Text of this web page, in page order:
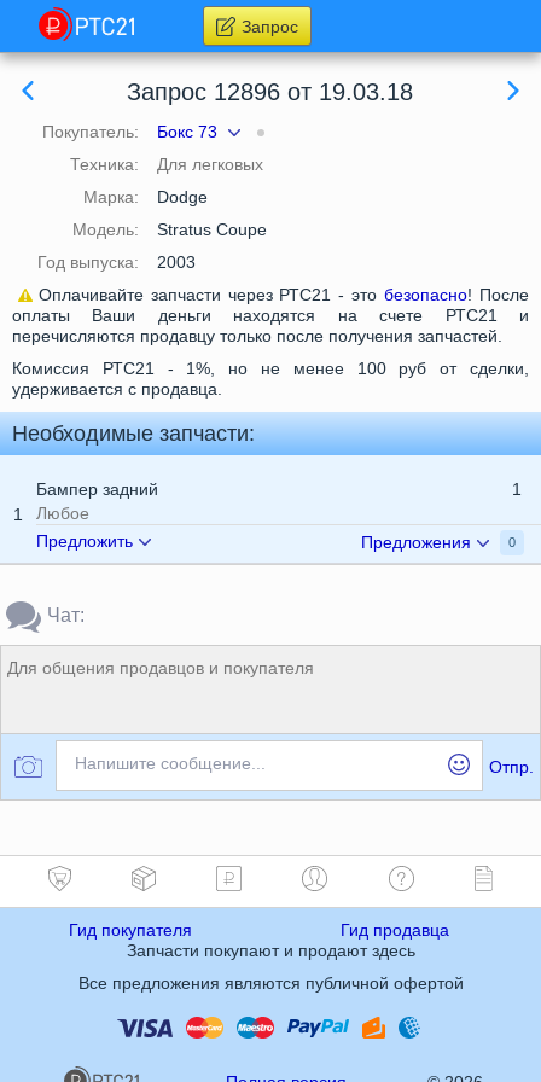
Запрос
Запрос 12896 от 19.03.18
Покупатель:
Бокс 73
Техника:
Для легковых
Марка:
Dodge
Модель:
Stratus Coupe
Год выпуска:
2003
Оплачивайте запчасти через РТС21 - это безопасно! После
оплаты Ваши деньги находятся на счете РТС21 и
перечисляются продавцу только после получения запчастей.
Комиссия РТС21 - 1%, но не менее 100 руб от сделки,
удерживается с продавца.
Необходимые запчасти:
1
Бампер задний
1
Любое
Предложить
Предложения 0
Чат:
Для общения продавцов и покупателя
Напишите сообщение... Отпр.
Гид покупателя
Гид продавца
Запчасти покупают и продают здесь
Все предложения являются публичной офертой